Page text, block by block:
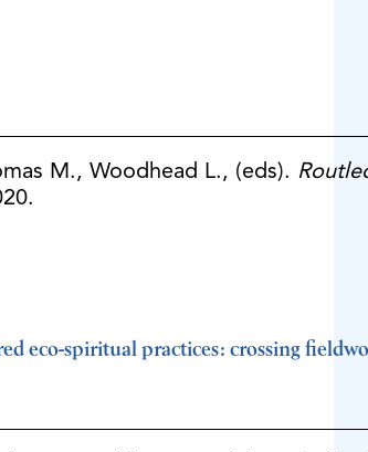
M., Woodhead L., (eds).
eco-spiritual practices: crossing